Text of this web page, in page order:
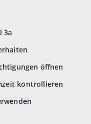
3a
öffnen
kontrollieren